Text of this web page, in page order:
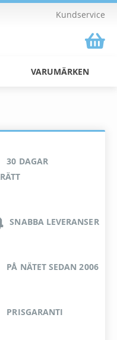
Kundservice
VARUMÄRKEN
30 DAGAR
SNABBA LEVERANSER
PÅ NÄTET SEDAN 2006
PRISGARANTI